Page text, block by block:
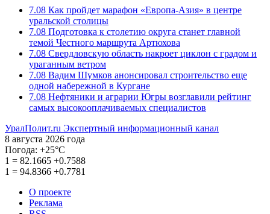
7.08 Как пройдет марафон «Европа-Азия» в центре
уральской столицы
7.08 Подготовка к столетию округа станет главной
темой Честного маршрута Артюхова
7.08 Свердловскую область накроет циклон с градом и
ураганным ветром
7.08 Вадим Шумков анонсировал строительство еще
одной набережной в Кургане
7.08 Нефтяники и аграрии Югры возглавили рейтинг
самых высокооплачиваемых специалистов
УралПолит.ru Экспертный информационный канал
8 августа 2026 года
Погода: +25°С
1 = 82.1665 +0.7588
1 = 94.8366 +0.7781
О проекте
Реклама